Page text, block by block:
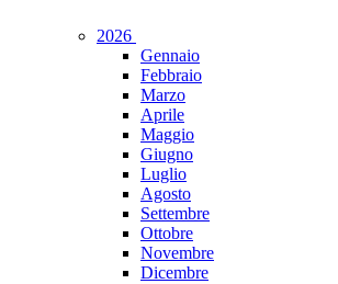
2026
Gennaio
Febbraio
Marzo
Aprile
Maggio
Giugno
Luglio
Agosto
Settembre
Ottobre
Novembre
Dicembre